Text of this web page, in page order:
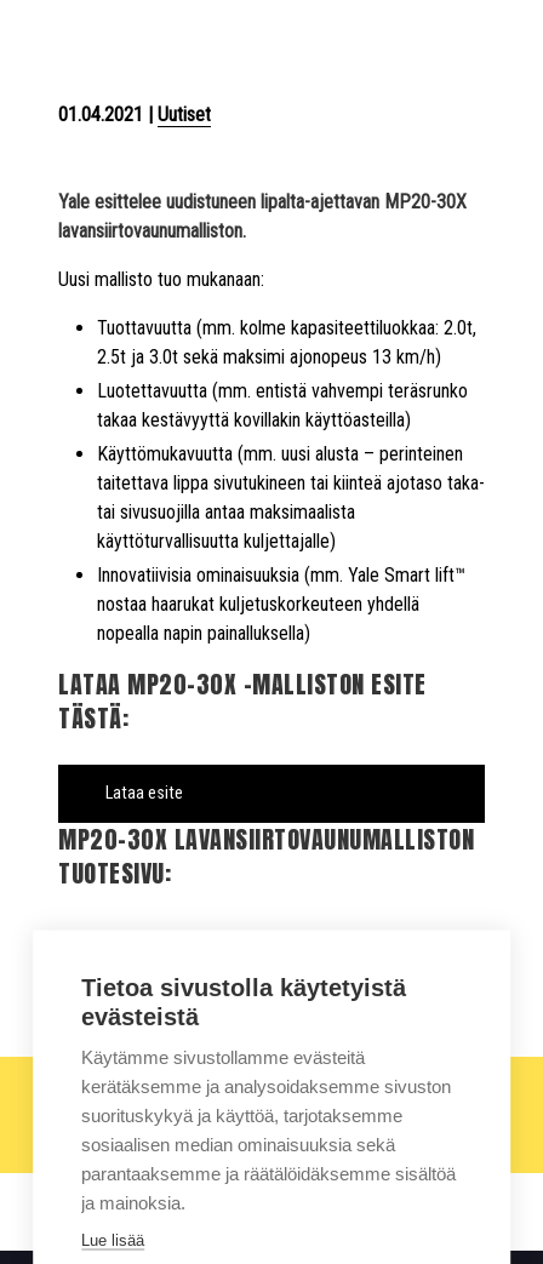
01.04.2021 | Uutiset
Yale esittelee uudistuneen lipalta-ajettavan MP20-30X
lavansiirtovaunumalliston.
Uusi mallisto tuo mukanaan:
Tuottavuutta (mm. kolme kapasiteettiluokkaa: 2.0t,
2.5t ja 3.0t sekä maksimi ajonopeus 13 km/h)
Luotettavuutta (mm. entistä vahvempi teräsrunko
takaa kestävyyttä kovillakin käyttöasteilla)
Käyttömukavuutta (mm. uusi alusta – perinteinen
taitettava lippa sivutukineen tai kiinteä ajotaso taka-
tai sivusuojilla antaa maksimaalista
käyttöturvallisuutta kuljettajalle)
Innovatiivisia ominaisuuksia (mm. Yale Smart lift™
nostaa haarukat kuljetuskorkeuteen yhdellä
nopealla napin painalluksella)
LATAA MP20-30X -MALLISTON ESITE
TÄSTÄ:
Lataa esite
MP20-30X LAVANSIIRTOVAUNUMALLISTON
TUOTESIVU:
Tutustu MP20-30X lavansiirtovaunumallistoon
Näytä kaikki artikkelit
Tietoa sivustolla käytetyistä
evästeistä
Käytämme sivustollamme evästeitä
kerätäksemme ja analysoidaksemme sivuston
suorituskykyä ja käyttöä, tarjotaksemme
sosiaalisen median ominaisuuksia sekä
parantaaksemme ja räätälöidäksemme sisältöä
ja mainoksia.
Lue lisää